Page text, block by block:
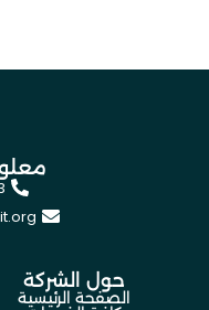
حول الشركة
الصفحة الرئيسية